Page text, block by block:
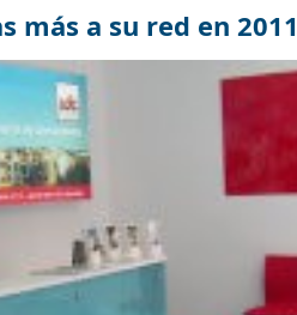
más a su red en 2011